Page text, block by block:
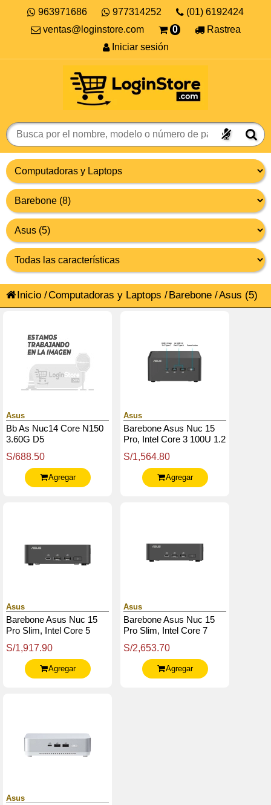
963971686 977314252
(01) 6192424
ventas@loginstore.com
0
Rastrea
Iniciar sesión
Inicio /Computadoras y Laptops /Barebone /Asus (5)
Asus
Bb As Nuc14 Core N150
3.60G D5
S/688.50
Agregar
Asus
Barebone Asus Nuc 15
Pro, Intel Core 3 100U 1.2
Smart Cache
S/1,564.80
Agregar
Asus
Barebone Asus Nuc 15
Pro Slim, Intel Core 5
12T / 12Mb Smart Cache
S/1,917.90
Agregar
Asus
Barebone Asus Nuc 15
Pro Slim, Intel Core 7
16T / 24Mb Smart Cache
S/2,653.70
Agregar
Asus